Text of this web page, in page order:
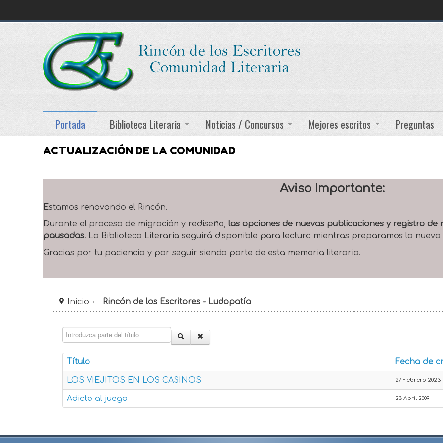
Portada Biblioteca Literaria Noticias / Concursos Mejores escritos Preguntas
ACTUALIZACIÓN DE LA COMUNIDAD
Aviso Importante:
Estamos renovando el Rincón.
Durante el proceso de migración y rediseño, las opciones de nuevas publicaciones y registro
pausadas. La Biblioteca Literaria seguirá disponible para lectura mientras preparamos la
Gracias por tu paciencia y por seguir siendo parte de esta memoria literaria.
Inicio Rincón de los Escritores - Ludopatía
Introduzca parte del título
Título Fecha de
LOS VIEJITOS EN LOS CASINOS 27 Febrero 2023
Adicto al juego 23 Abril 2009